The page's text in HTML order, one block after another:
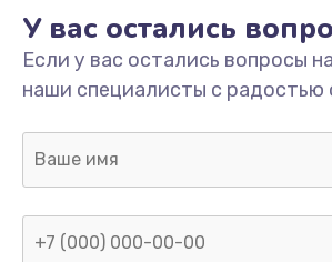
Ремонт динамика
400 руб.
Заказать
Замена дисплея
1200 руб.
У вас остались
Если у вас остались вопросы
наши специалисты с радостью